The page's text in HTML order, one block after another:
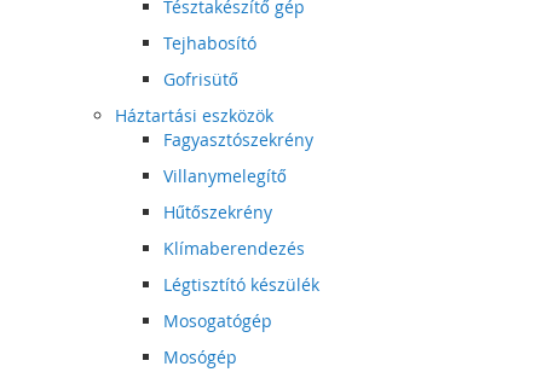
Tésztakészítő gép
Tejhabosító
Gofrisütő
Háztartási eszközök
Fagyasztószekrény
Villanymelegítő
Hűtőszekrény
Klímaberendezés
Légtisztító készülék
Mosogatógép
Mosógép